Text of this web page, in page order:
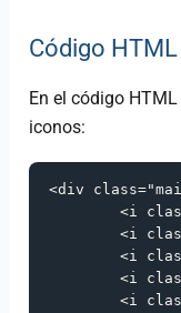
Código HTML
En el código
iconos:
<div class=
<i
<i
<i
<i
<i